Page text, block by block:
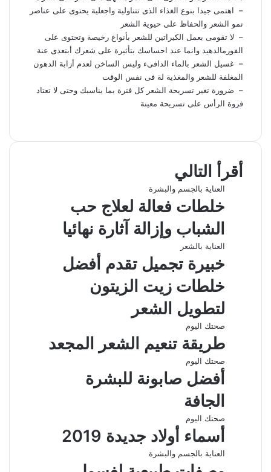
– اهتمى جيدا بنوع الغذاء الذى تتناولية واجعلية يحتوى على عناصر
نمو الشعر والحفاظ على حيوية الشعر
– لا تقومى بعمل الكيراتين للشعر بأنواع رخيصة وتحتوى على
الفورمالدهيد وانما عند احساسك بتأثيرة على شعرك أبتعدى عنة
– غسيل الشعر بالماء الدافىء وليس الساخن لعدم أزابة الدهون
المغلفة للشعر والمغذية لة فى نفس الوقت
– ضرورة تغير تسريحة الشعر كل فترة بما يناسبك وحتى لا تعتاد
فروة الرأس على تسريحة معينة
س
و
ك
ن
د
إ
ت
ا
ب
ل
ا
ا
ة
ع
ا
أقرأ التالي
العناية بالجسم والبشرة
خلطات فعالة لعلاج حب
الشباب وإزالة آثارة نهائيا
العناية بالشعر
خبيرة تجميل تقدم أفضل
خلطات زيت الزيتون
لتطويل الشعر
صحتك اليوم
طريقة تنعيم الشعر المجعد
صحتك اليوم
أفضل صابونة للبشرة
الجافة
صحتك اليوم
أسماء أولاد جديدة 2019
العناية بالجسم والبشرة